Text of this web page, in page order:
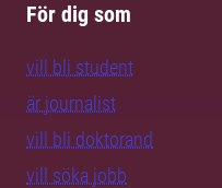
För dig som
vill bli student
är journalist
vill bli doktorand
vill söka jobb